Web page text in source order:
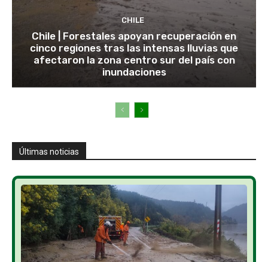
CHILE
Chile | Forestales apoyan recuperación en
cinco regiones tras las intensas lluvias que
afectaron la zona centro sur del país con
inundaciones
Últimas noticias